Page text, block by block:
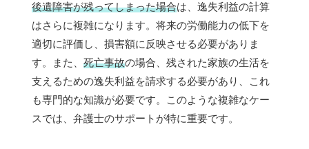
後遺障害が残ってしまった場合は、逸失利益の計算
はさらに複雑になります。将来の労働能力の低下を
適切に評価し、損害額に反映させる必要がありま
す。また、 死亡事故の場合、残された家族の生活を
支えるための逸失利益を請求する必要があり、これ
も専門的な知識が必要です。このような複雑なケー
スでは、弁護士のサポートが特に重要です。